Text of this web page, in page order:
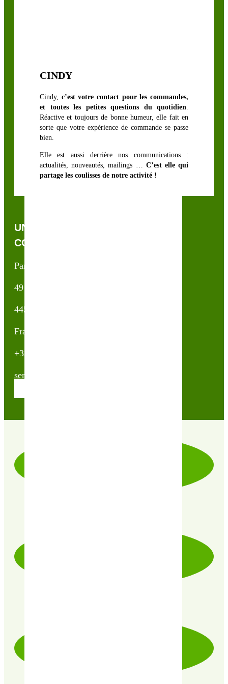
CINDY
Cindy, c’est votre contact pour les commandes,
et toutes les petites questions du quotidien.
Réactive et toujours de bonne humeur, elle fait en
sorte que votre expérience de commande se passe
bien.
Elle est aussi derrière nos communications :
actualités, nouveautés, mailings … C’est elle qui
partage les coulisses de notre activité !
UNE QUESTION, UN CONSEIL ?
CONTACTEZ-NOUS !
Partner & Co SAS
49 avenue du Général de Gaulle
44500 La Baule Escoublac
France
+33(0)2 40 23 63 24
sembio@partnerandco.fr